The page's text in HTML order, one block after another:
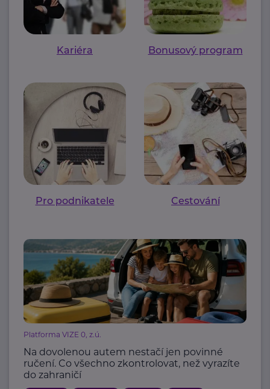
Kariéra Bonusový program
Pro podnikatele Cestování
Platforma VIZE 0, z.ú.
Na dovolenou autem nestačí jen povinné
ručení. Co všechno zkontrolovat, než vyrazíte
do zahraničí